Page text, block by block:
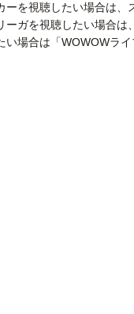
ーを視聴したい場合は
ーガを視聴したい場合
い場合は「WOWOWライ